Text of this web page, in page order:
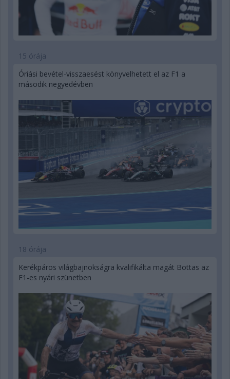
15 órája
Óriási bevétel-visszaesést könyvelhetett el az F1 a
második negyedévben
18 órája
Kerékpáros világbajnokságra kvalifikálta magát Bottas az
F1-es nyári szünetben